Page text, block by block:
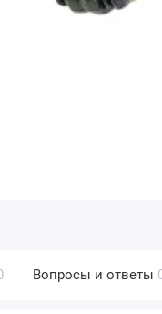
Вопросы и ответы